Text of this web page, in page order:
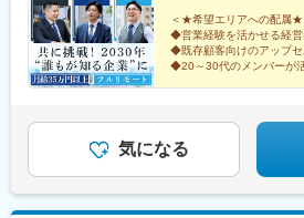
大岡駅、中央林間駅、川崎駅、千葉駅
県)、北習志野駅、京成船橋駅、新浦
舞浜駅、南流山駅、本八幡駅(都営線)
駅、川口駅、南越谷駅、天下茶屋駅、
県)、東梅田駅、阿倍野駅(阪堺線)、
駅(愛知県)、金山駅(愛知県)、流山お
駅(大阪府)、上牧駅(大阪府)、高槻駅
宮駅、本町駅、江坂駅、弁天町駅、
市駅、豊橋駅、刈谷駅、星ケ丘駅(愛
はオンラインで実施するケースもご
ェアサービス（タイムズカー）も利用
な機材などは会社が支給します※居住
は選考時にご相談ください＝＝＝■配
社で研修や業務を行う場合もありま
ビル9階＜アクセス＞・大阪メトロ御
徒歩10分・各線「新大阪」駅から徒
＜★希望エリアへの配属★
◆営業経験を活かせる経
◆既存顧客向けのアップ
◆20～30代のメンバーが
気になる